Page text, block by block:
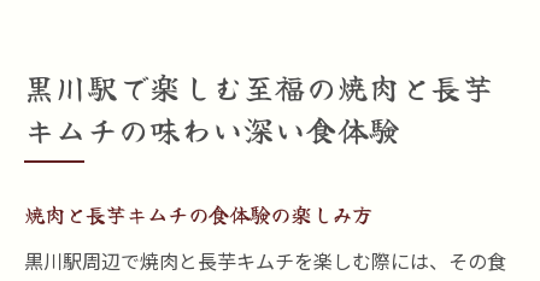
黒川駅で楽しむ至福の焼肉と長芋
キムチの味わい深い食体験
焼肉と長芋キムチの食体験の楽しみ方
黒川駅周辺で焼肉と長芋キムチを楽しむ際には、その食